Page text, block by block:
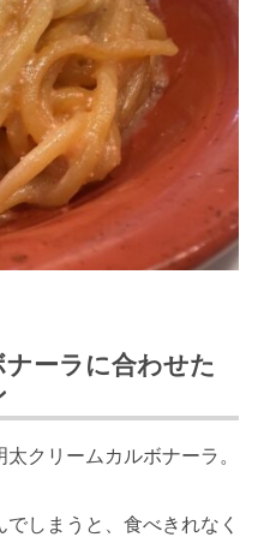
ーラに合わせた
クリームカルボナーラ。
しまうと、食べきれなく